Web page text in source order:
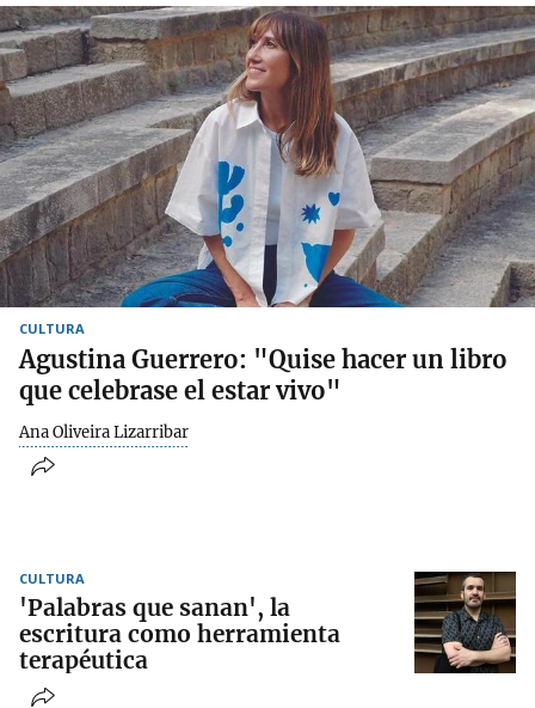
CULTURA
Agustina Guerrero: "Quise hacer un libro
que celebrase el estar vivo"
Ana Oliveira Lizarribar
CULTURA
'Palabras que sanan', la
escritura como herramienta
terapéutica